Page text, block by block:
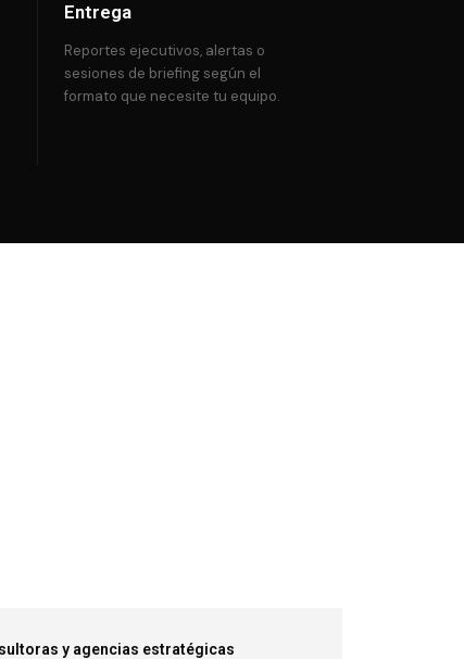
Entrega
Reportes ejecutivos, alertas o
sesiones de briefing según el
formato que necesite tu equipo.
y agencias estratégicas